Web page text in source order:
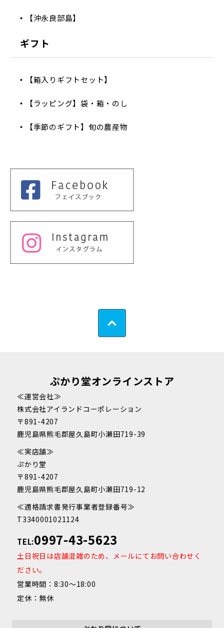
【沖永良部島】
ギフト
【箱入りギフトセット】
【ラッピング】袋・箱・のし
【季節のギフト】旬の農産物
ぷかり堂オンラインストア
≪運営会社≫
株式会社アイランドコーポレーション
〒891-4207
鹿児島県熊毛郡屋久島町小瀬田719-39
≪実店舗≫
ぷかり堂
〒891-4207
鹿児島県熊毛郡屋久島町小瀬田719-12
≪適格請求書発行事業者登録番号≫
T3340001021124
TEL:0997-43-5623
土日祝日は店舗混雑のため、メールにてお問い合わせく
ださい。
営業時間：8:30～18:00
定休：無休